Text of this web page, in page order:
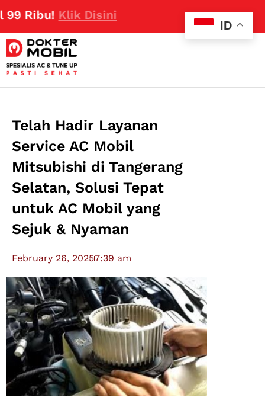
Ribu!Klik Disini
Telah Hadir Layanan
Service AC Mobil
Mitsubishi di Tangerang
Selatan, Solusi Tepat
untuk AC Mobil yang
Sejuk & Nyaman
February 26, 20257:39 am
ID